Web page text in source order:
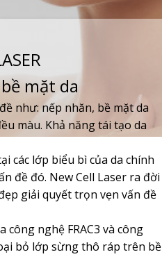
mặt da
như: nếp nhăn, bề mặt da
màu. Khả năng tái tạo da
các lớp biểu bì của da chính
đề đó. New Cell Laser ra đời
giải quyết trọn vẹn vấn đề
nghệ FRAC3 và công
bỏ lớp sừng thô ráp trên bề